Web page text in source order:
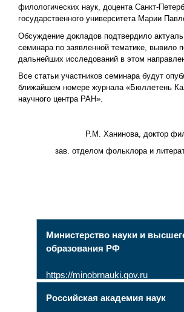
филологических наук, доцента Санкт-
государственного университета Марии
Обсуждение докладов подтвердило
семинара по заявленной тематике, вывило
дальнейших исследований в этом
Все статьи участников семинара будут
ближайшем номере журнала «Бюллетень
научного центра РАН».
Р.М. Ханинова, доктор
зав. отделом фольклора и
Министерство науки и
образования РФ
https://minobrnauki.gov.ru
Российская академия наук